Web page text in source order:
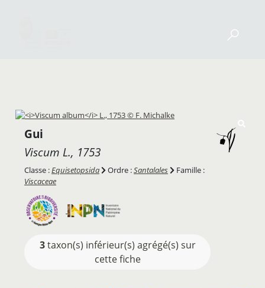
Gui
Viscum L., 1753
Classe :Equisetopsida Ordre :Santalales
Famille :
Viscaceae
3taxon(s) inférieur(s) agrégé(s) sur
cette fiche